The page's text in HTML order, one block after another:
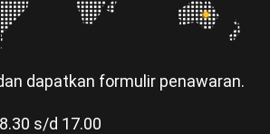
dapatkan formulir penawaran.
s/d 17.00